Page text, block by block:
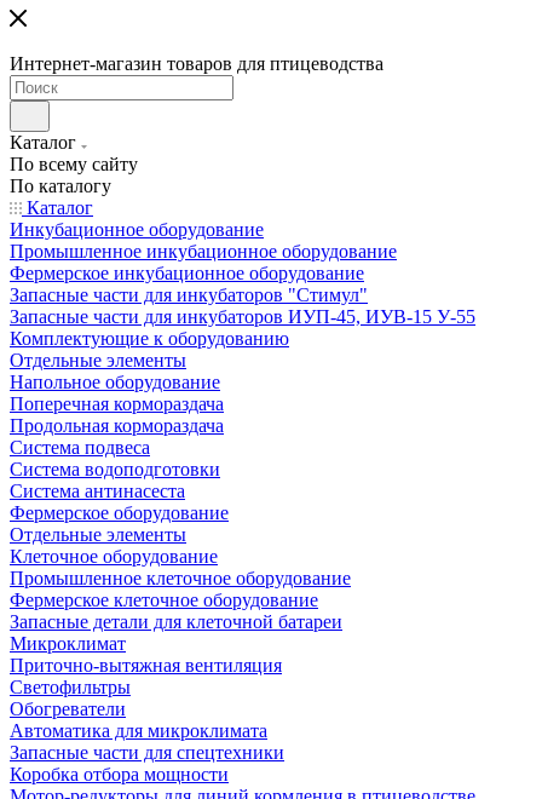
Интернет-магазин товаров для птицеводства
Каталог
По всему сайту
По каталогу
Каталог
Инкубационное оборудование
Промышленное инкубационное оборудование
Фермерское инкубационное оборудование
Запасные части для инкубаторов "Стимул"
Запасные части для инкубаторов ИУП-45, ИУВ-15 У-55
Комплектующие к оборудованию
Отдельные элементы
Напольное оборудование
Поперечная кормораздача
Продольная кормораздача
Система подвеса
Система водоподготовки
Система антинасеста
Фермерское оборудование
Отдельные элементы
Клеточное оборудование
Промышленное клеточное оборудование
Фермерское клеточное оборудование
Запасные детали для клеточной батареи
Микроклимат
Приточно-вытяжная вентиляция
Светофильтры
Обогреватели
Автоматика для микроклимата
Запасные части для спецтехники
Коробка отбора мощности